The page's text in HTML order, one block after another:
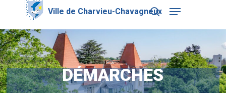
content
search
Menu
DÉMARCHES
Close